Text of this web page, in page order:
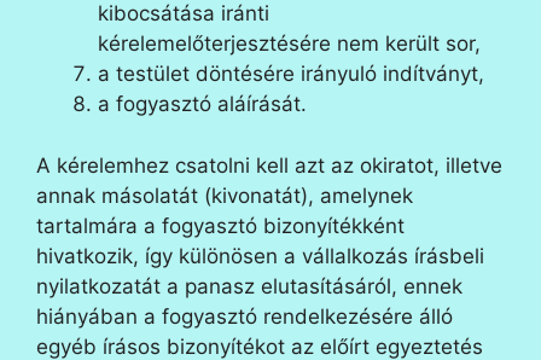
kibocsátása iránti
kérelemelőterjesztésére nem került sor,
a testület döntésére irányuló indítványt,
a fogyasztó aláírását.
A kérelemhez csatolni kell azt az okiratot, illetve
annak másolatát (kivonatát), amelynek
tartalmára a fogyasztó bizonyítékként
hivatkozik, így különösen a vállalkozás írásbeli
nyilatkozatát a panasz elutasításáról, ennek
hiányában a fogyasztó rendelkezésére álló
egyéb írásos bizonyítékot az előírt egyeztetés